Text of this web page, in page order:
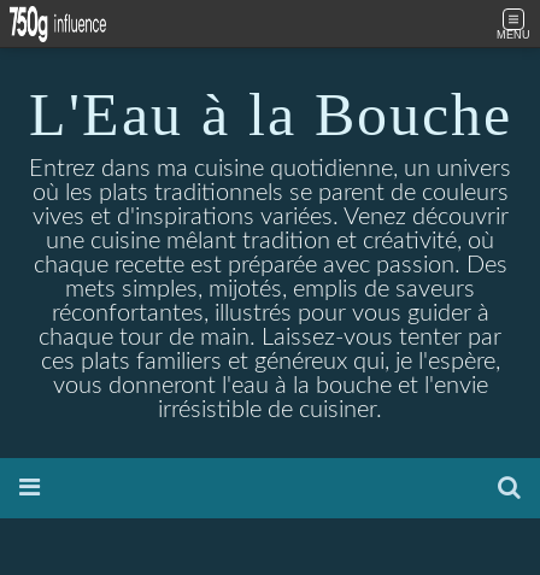
MENU
L'Eau à la Bouche
Entrez dans ma cuisine quotidienne, un univers
où les plats traditionnels se parent de couleurs
vives et d'inspirations variées. Venez découvrir
une cuisine mêlant tradition et créativité, où
chaque recette est préparée avec passion. Des
mets simples, mijotés, emplis de saveurs
réconfortantes, illustrés pour vous guider à
chaque tour de main. Laissez-vous tenter par
ces plats familiers et généreux qui, je l'espère,
vous donneront l'eau à la bouche et l'envie
irrésistible de cuisiner.